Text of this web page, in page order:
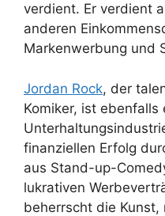
verdient. Er verdient
anderen
Markenwerbung und
Jordan Rock, der
Komiker, ist
finanziellen Erfolg
aus Stand-up-
lukrativen
beherrscht die Kunst,